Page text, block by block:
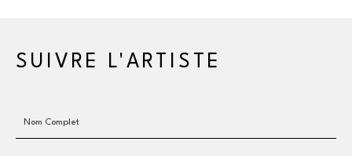
SUIVRE L'ARTISTE
Nom Complet